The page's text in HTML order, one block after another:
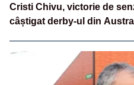
Cristi Chivu, victorie de
câștigat derby-ul din